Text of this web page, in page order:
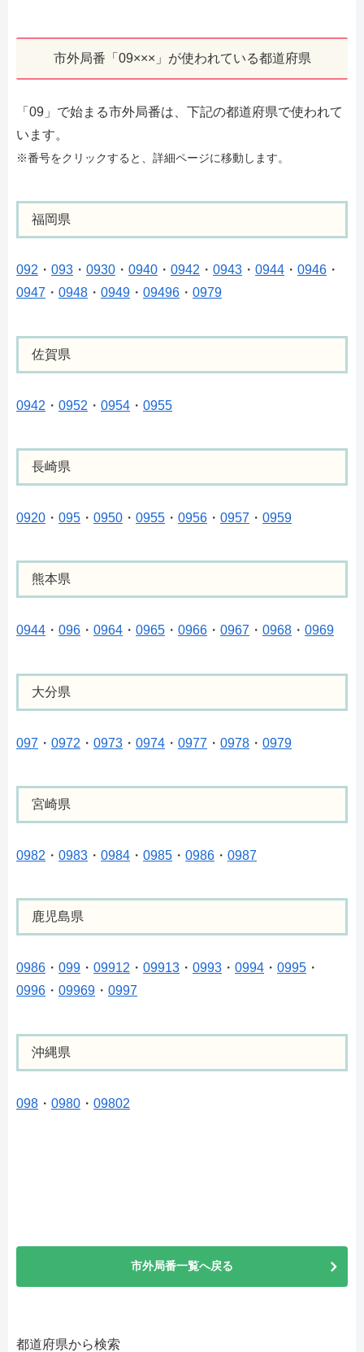
市外局番「09×××」が使われている都道府県
「09」で始まる市外局番は、下記の都道府県で使われて
います。
※番号をクリックすると、詳細ページに移動します。
福岡県
092 ・ 093 ・ 0930 ・ 0940 ・ 0942 ・ 0943 ・ 0944 ・ 0946 ・
0947 ・ 0948 ・ 0949 ・ 09496 ・ 0979
佐賀県
0942 ・ 0952 ・ 0954 ・ 0955
長崎県
0920 ・ 095 ・ 0950 ・ 0955 ・ 0956 ・ 0957 ・ 0959
熊本県
0944 ・ 096 ・ 0964 ・ 0965 ・ 0966 ・ 0967 ・ 0968 ・ 0969
大分県
097 ・ 0972 ・ 0973 ・ 0974 ・ 0977 ・ 0978 ・ 0979
宮崎県
0982 ・ 0983 ・ 0984 ・ 0985 ・ 0986 ・ 0987
鹿児島県
0986 ・ 099 ・ 09912 ・ 09913 ・ 0993 ・ 0994 ・ 0995 ・
0996 ・ 09969 ・ 0997
沖縄県
098 ・ 0980 ・ 09802
市外局番一覧へ戻る
都道府県から検索